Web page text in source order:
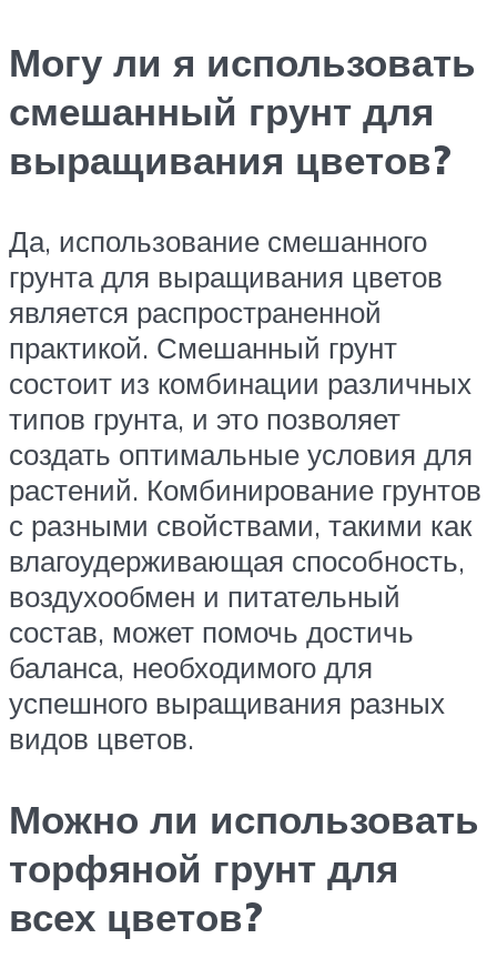
Могу ли я использовать
смешанный грунт для
выращивания цветов?
Да, использование смешанного
грунта для выращивания цветов
является распространенной
практикой. Смешанный грунт
состоит из комбинации различных
типов грунта, и это позволяет
создать оптимальные условия для
растений. Комбинирование грунтов
с разными свойствами, такими как
влагоудерживающая способность,
воздухообмен и питательный
состав, может помочь достичь
баланса, необходимого для
успешного выращивания разных
видов цветов.
Можно ли использовать
торфяной грунт для
всех цветов?